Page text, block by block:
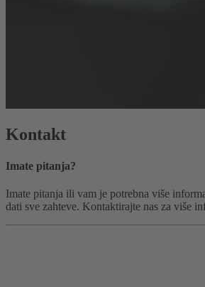
Kontakt
Imate pitanja?
Imate pitanja ili vam je potrebna više
dati sve zahteve. Kontaktirajte nas za više